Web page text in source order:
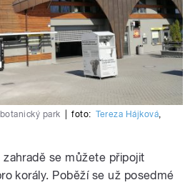
park foto: Tereza Hájková,
se můžete připojit
korály. Poběží se už posedmé